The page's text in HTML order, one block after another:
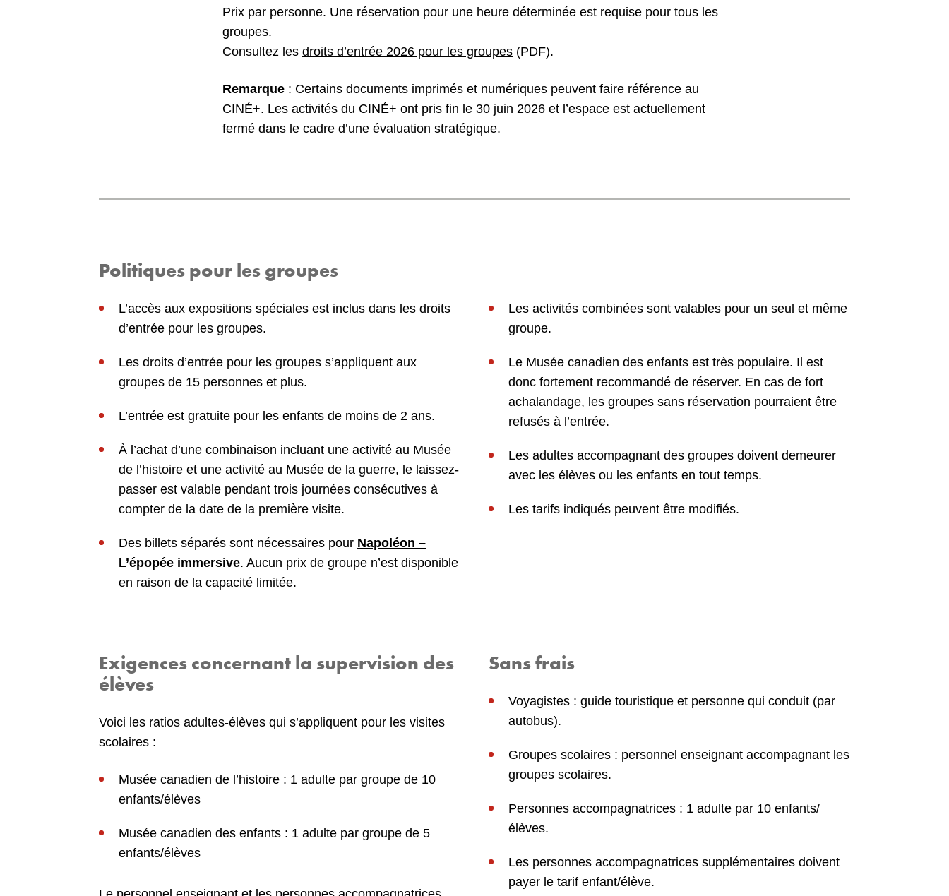
Prix par personne. Une réservation pour une heure déterminée est requise pour tous les
groupes.
Consultez les droits d’entrée 2026 pour les groupes (PDF).
Remarque : Certains documents imprimés et numériques peuvent faire référence au
CINÉ+. Les activités du CINÉ+ ont pris fin le 30 juin 2026 et l’espace est actuellement
fermé dans le cadre d’une évaluation stratégique.
Politiques pour les groupes
L’accès aux expositions spéciales est inclus dans les droits
d’entrée pour les groupes.
Les droits d’entrée pour les groupes s’appliquent aux
groupes de 15 personnes et plus.
L’entrée est gratuite pour les enfants de moins de 2 ans.
À l’achat d’une combinaison incluant une activité au Musée
de l’histoire et une activité au Musée de la guerre, le laissez-
passer est valable pendant trois journées consécutives à
compter de la date de la première visite.
Des billets séparés sont nécessaires pour Napoléon –
L’épopée immersive. Aucun prix de groupe n’est disponible
en raison de la capacité limitée.
Les activités combinées sont valables pour un seul et même
groupe.
Le Musée canadien des enfants est très populaire. Il est
donc fortement recommandé de réserver. En cas de fort
achalandage, les groupes sans réservation pourraient être
refusés à l’entrée.
Les adultes accompagnant des groupes doivent demeurer
avec les élèves ou les enfants en tout temps.
Les tarifs indiqués peuvent être modifiés.
Exigences concernant la supervision des
élèves
Voici les ratios adultes-élèves qui s’appliquent pour les visites
scolaires :
Musée canadien de l’histoire : 1 adulte par groupe de 10
enfants/élèves
Musée canadien des enfants : 1 adulte par groupe de 5
enfants/élèves
Sans frais
Voyagistes : guide touristique et personne qui conduit (par
autobus).
Groupes scolaires : personnel enseignant accompagnant les
groupes scolaires.
Personnes accompagnatrices : 1 adulte par 10 enfants/
élèves.
Les personnes accompagnatrices supplémentaires doivent
payer le tarif enfant/élève.